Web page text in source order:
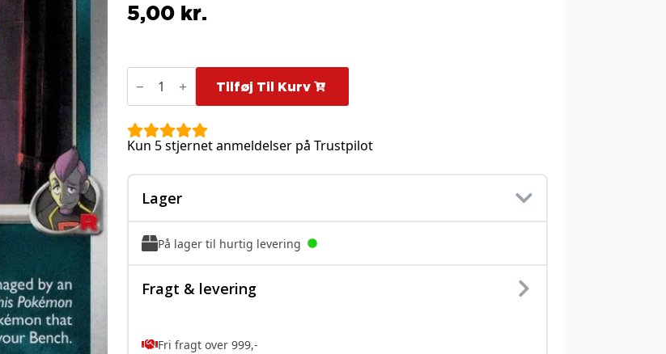
5,00 kr.
Team
Rocket's
-
125/182
antal
Tilføj Til Kurv
Kun 5 stjernet anmeldelser på Trustpilot
Lager
På lager til hurtig levering
Fragt & levering
Fri fragt over 999,-